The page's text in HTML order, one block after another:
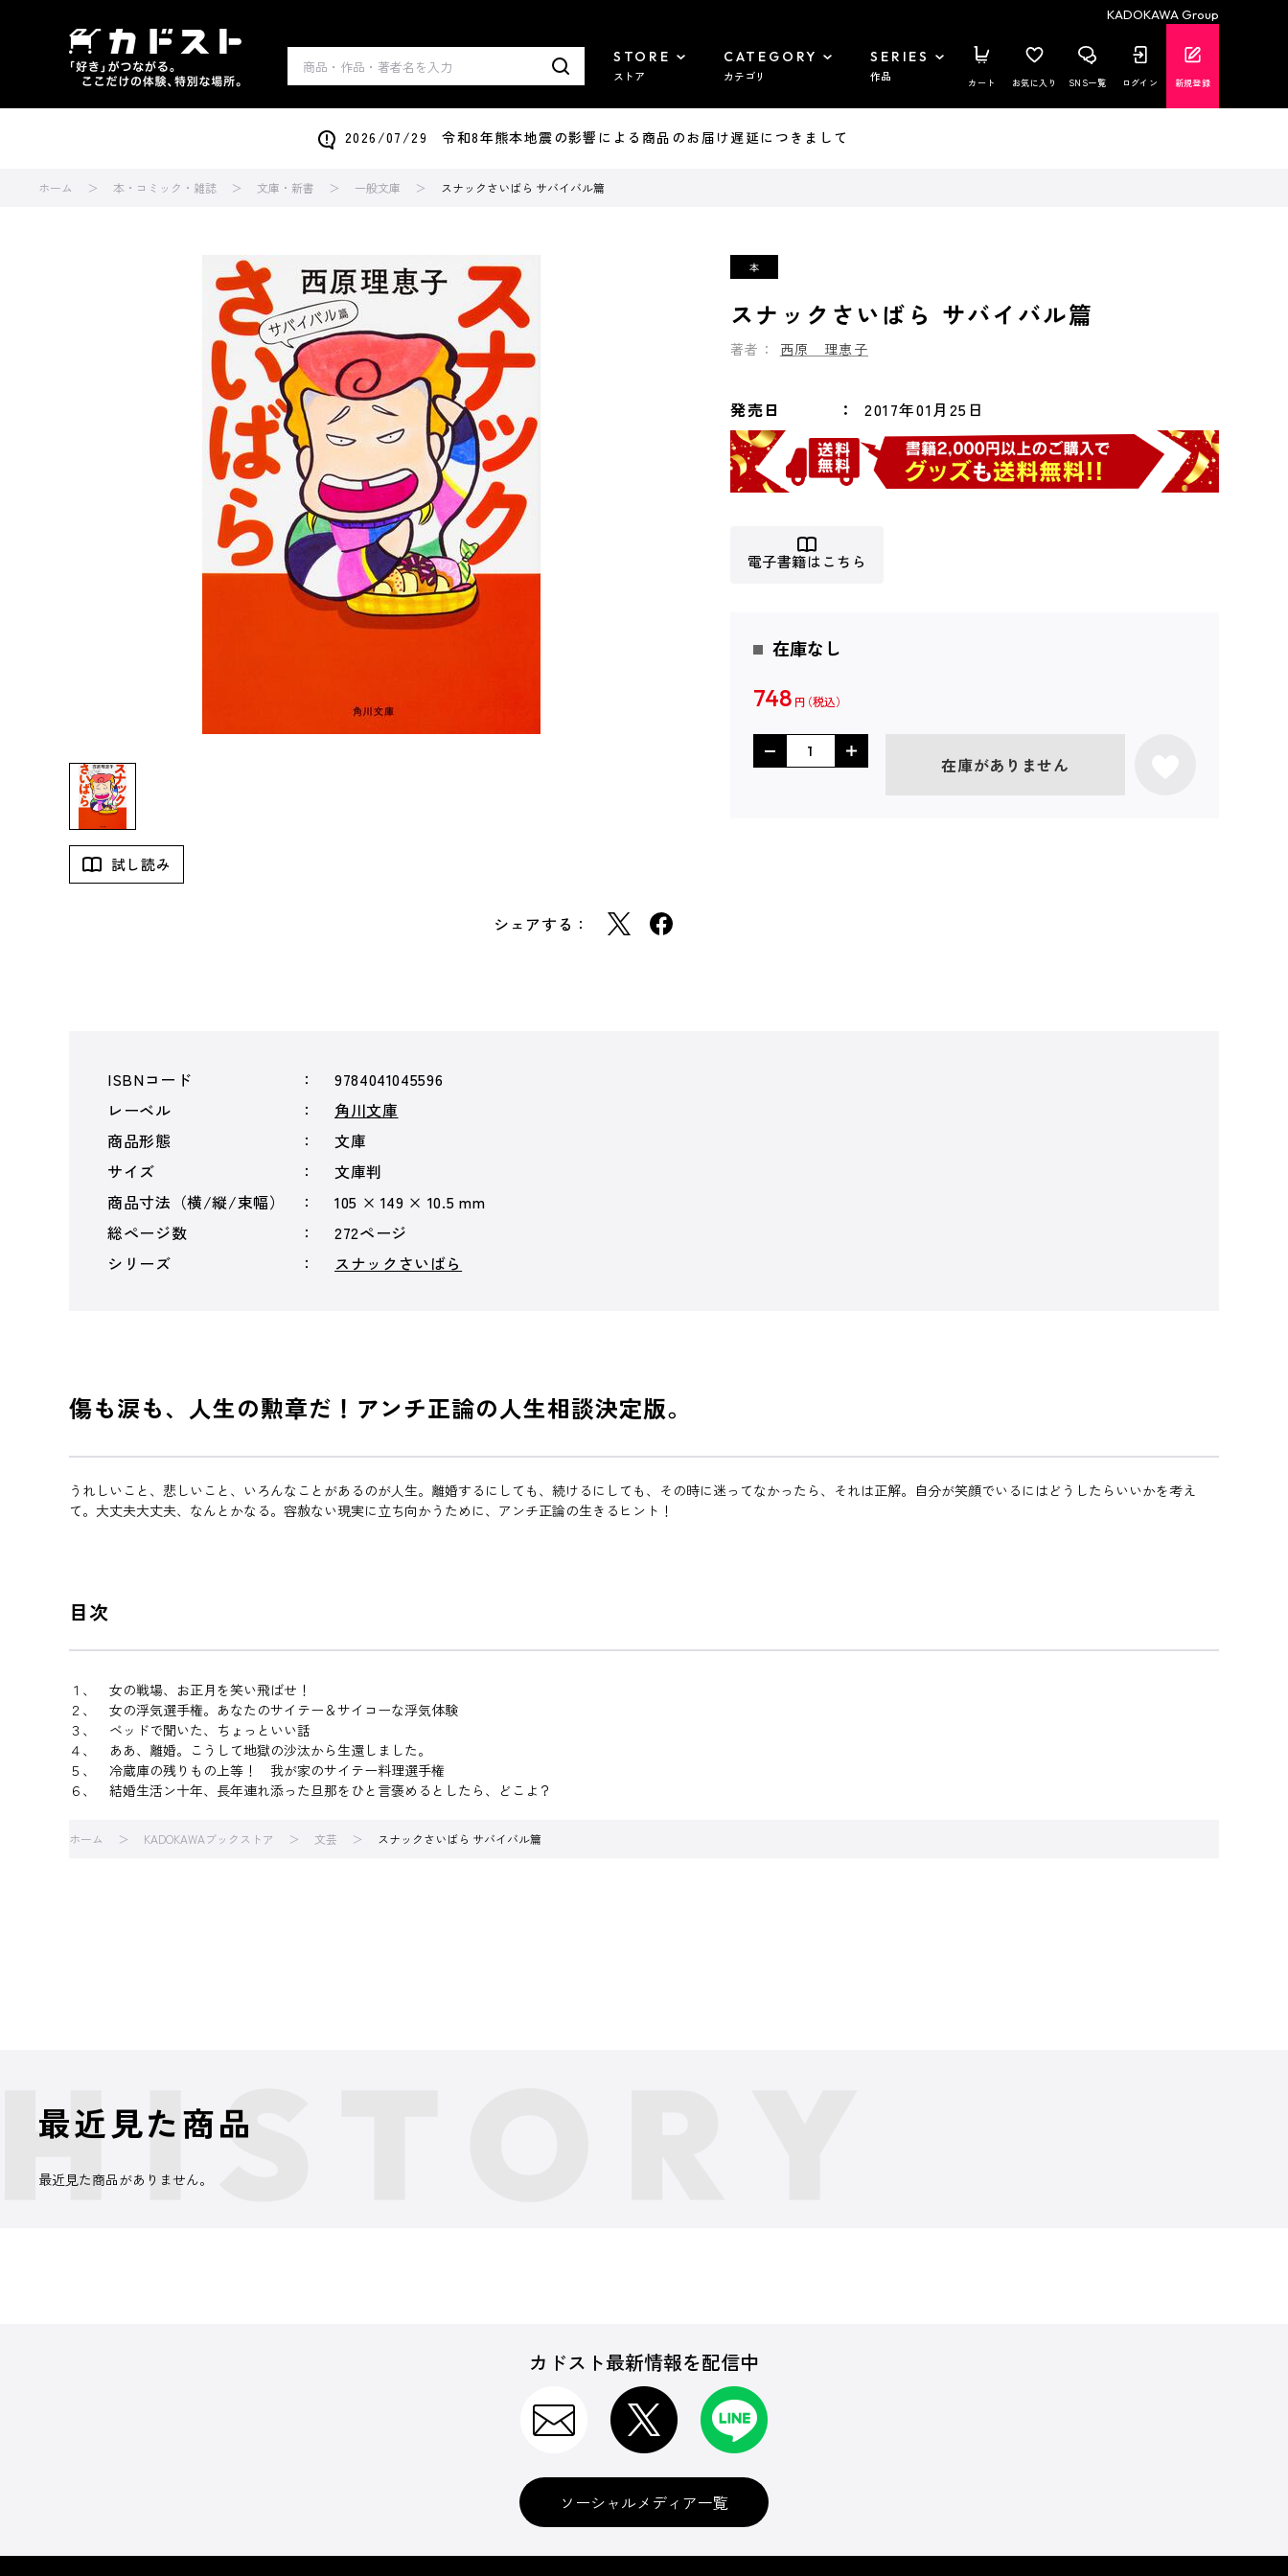
KADOKAWA Group
STORE
ストア
CATEGORY
カテゴリ
SERIES
作品 カート お気に入り SNS一覧 ログイン 新規登録
2026/07/29 令和8年熊本地震の影響による商品のお届け遅延につきまして
ホーム 本・コミック・雑誌 文庫・新書 一般文庫 スナックさいばら サバイバル篇
試し読み
シェアする：
スナックさいばら サバイバル篇
著者： 西原 理恵子
発売日 2017年01月25日
電子書籍はこちら
在庫なし
748 円
在庫がありません
ISBNコード
9784041045596
レーベル
角川文庫
商品形態
文庫
サイズ
文庫判
商品寸法（横/縦/束幅）
105 × 149 × 10.5 mm
総ページ数
272ページ
シリーズ
スナックさいばら
傷も涙も、人生の勲章だ！アンチ正論の人生相談決定版。
うれしいこと、悲しいこと、いろんなことがあるのが人生。離婚するにしても、続けるにしても、その時に迷ってなかったら、それは正解。自分が笑顔でいるにはどうしたらいいかを考え
て。大丈夫大丈夫、なんとかなる。容赦ない現実に立ち向かうために、アンチ正論の生きるヒント！
目次
１、 女の戦場、お正月を笑い飛ばせ！
２、 女の浮気選手権。あなたのサイテー＆サイコーな浮気体験
３、 ベッドで聞いた、ちょっといい話
４、 ああ、離婚。こうして地獄の沙汰から生還しました。
５、 冷蔵庫の残りもの上等！ 我が家のサイテー料理選手権
６、 結婚生活ン十年、長年連れ添った旦那をひと言褒めるとしたら、どこよ？
ホーム KADOKAWAブックストア 文芸 スナックさいばら サバイバル篇
最近見た商品
最近見た商品がありません。
カドスト最新情報を配信中
ソーシャルメディア一覧